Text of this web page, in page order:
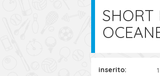
SHORT
inserito: